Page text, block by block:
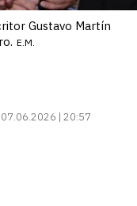
Gustavo Martín
E.M.
07.06.2026 | 20:57